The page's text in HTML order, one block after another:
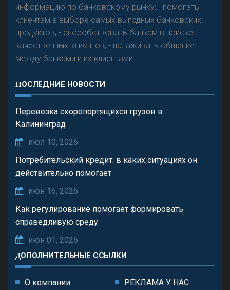
информацию по банковскому рынку; - помогать
клиентам в выборе самых выгодных банковских
продуктов; - способствовать банкам в поиске
качественных клиентов; - налаживать общение
между банками и их клиентами.
ПОСЛЕДНИЕ НОВОСТИ
Перевозка скоропортящихся грузов в
Калининград
июл 10, 2026
Потребительский кредит: в каких ситуациях он
действительно помогает
июн 16, 2026
Как регулирование помогает формировать
справедливую среду
июн 01, 2026
ДОПОЛНИТЕЛЬНЫЕ ССЫЛКИ
О компании РЕКЛАМА У НАС